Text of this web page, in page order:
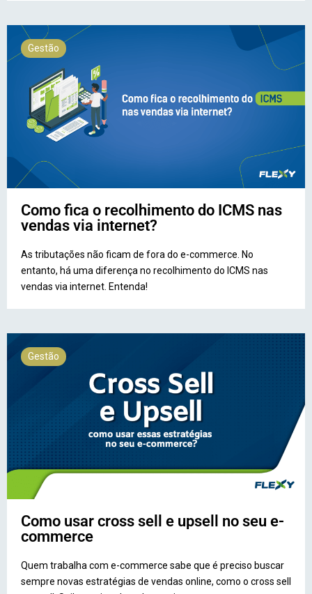
Gestão
Como fica o recolhimento do ICMS nas
vendas via internet?
As tributações não ficam de fora do e-commerce. No
entanto, há uma diferença no recolhimento do ICMS nas
vendas via internet. Entenda!
Gestão
Como usar cross sell e upsell no seu e-
commerce
Quem trabalha com e-commerce sabe que é preciso buscar
sempre novas estratégias de vendas online, como o cross sell